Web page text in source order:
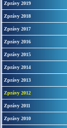
Zprávy 2019
Zprávy 2018
Zprávy 2017
Zprávy 2016
Zprávy 2015
Zprávy 2014
Zprávy 2013
Zprávy 2012
Zprávy 2011
Zprávy 2010